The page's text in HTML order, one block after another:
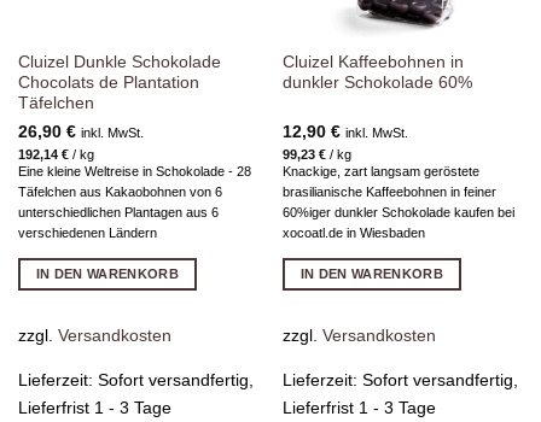
Cluizel Dunkle Schokolade
Chocolats de Plantation
Täfelchen
26,90 € inkl. MwSt.
192,14 €/ kg
Eine kleine Weltreise in Schokolade - 28
Täfelchen aus Kakaobohnen von 6
unterschiedlichen Plantagen aus 6
verschiedenen Ländern
IN DEN WARENKORB
zzgl. Versandkosten
Lieferzeit: Sofort versandfertig,
Lieferfrist 1 - 3 Tage
Cluizel Kaffeebohnen in
dunkler Schokolade 60%
12,90 € inkl. MwSt.
99,23 €/ kg
Knackige, zart langsam geröstete
brasilianische Kaffeebohnen in feiner
60%iger dunkler Schokolade kaufen bei
xocoatl.de in Wiesbaden
IN DEN WARENKORB
zzgl. Versandkosten
Lieferzeit: Sofort versandfertig,
Lieferfrist 1 - 3 Tage